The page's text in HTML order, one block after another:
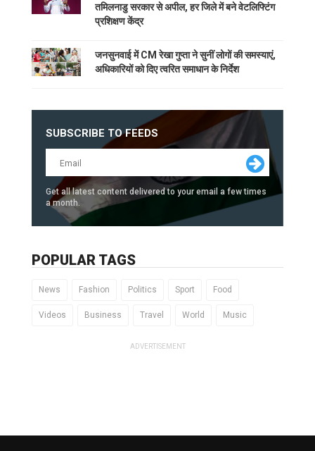
तमिलनाडु सरकार से अपील, हर जिले में बने वेटलिफ्टिंग
प्रशिक्षण केंद्र
जनसुनवाई में CM रेखा गुप्ता ने सुनीं लोगों की समस्याएं,
अधिकारियों को दिए त्वरित समाधान के निर्देश
SUBSCRIBE TO FEEDS
Get all latest content delivered to your email a few times
a month.
POPULAR TAGS
News Fashion Politics Sport Food
Videos Business Travel World Music
ADVERTISEMENT